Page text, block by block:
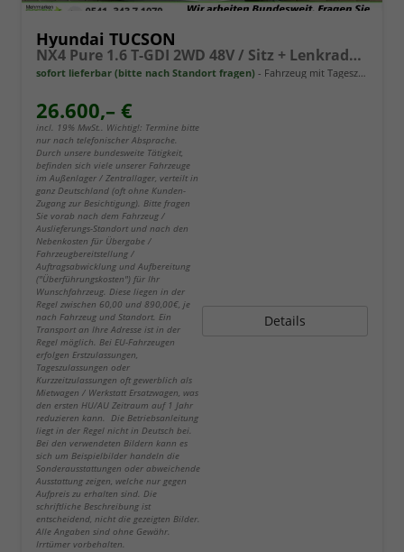
Hyundai TUCSON
NX4 Pure 1.6 T-GDI 2WD 48V / Sitz + Lenkradheiz. LED Tempomat Alu 17"
sofort lieferbar (bitte nach Standort fragen) Fahrzeug mit Tageszulassung
26.600,– €
incl. 19% MwSt.. Wichtig!: Termine bitte
nur nach telefonischer Absprache.
Durch unsere bundesweite Tätigkeit,
befinden sich viele unserer Fahrzeuge
im Außenlager / Zentrallager, verteilt in
ganz Deutschland (oft ohne Kunden-
Zugang zur Besichtigung). Bitte fragen
Sie vorab nach dem Fahrzeug /
Auslieferungs-Standort und nach den
Nebenkosten für Übergabe /
Fahrzeugbereitstellung /
Auftragsabwicklung und Aufbereitung
("Überführungskosten") für Ihr
Wunschfahrzeug. Diese liegen in der
Regel zwischen 60,00 und 890,00€, je
nach Fahrzeug und Standort. Ein
Transport an Ihre Adresse ist in der
Regel möglich. Bei EU-Fahrzeugen
erfolgen Erstzulassungen,
Tageszulassungen oder
Kurzzeitzulassungen oft gewerblich als
Mietwagen / Werkstatt Ersatzwagen, was
den ersten HU/AU Zeitraum auf 1 Jahr
reduzieren kann. Die Betriebsanleitung
liegt in der Regel nicht in Deutsch bei.
Bei den verwendeten Bildern kann es
sich um Beispielbilder handeln die
Sonderausstattungen oder abweichende
Ausstattung zeigen, welche nur gegen
Aufpreis zu erhalten sind. Die
schriftliche Beschreibung ist
entscheidend, nicht die gezeigten Bilder.
Alle Angaben sind ohne Gewähr.
Irrtümer vorbehalten.
Details